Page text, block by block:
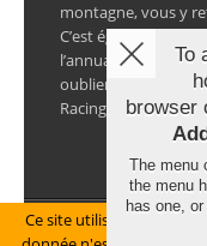
montagne, vous y
C’est également le
l’annuaire des
oublier les petites
Racing Annonces.
Mentions légales
Ce site utilise des
To
browser
The menu
the menu
has one,